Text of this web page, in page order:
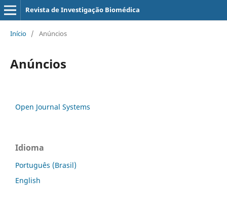
Revista de Investigação Biomédica
Início / Anúncios
Anúncios
Open Journal Systems
Idioma
Português (Brasil)
English